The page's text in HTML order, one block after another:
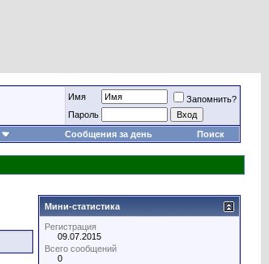
Имя
Запомнить?
Пароль
Сообщения за день Поиск
Мини-статистика
Регистрация
09.07.2015
Всего сообщений
0